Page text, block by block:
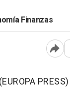
Finanzas